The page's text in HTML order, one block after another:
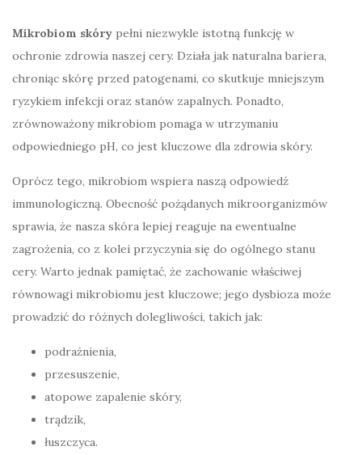
Mikrobiom skóry pełni niezwykle istotną funkcję w
ochronie zdrowia naszej cery. Działa jak naturalna bariera,
chroniąc skórę przed patogenami, co skutkuje mniejszym
ryzykiem infekcji oraz stanów zapalnych. Ponadto,
zrównoważony mikrobiom pomaga w utrzymaniu
odpowiedniego pH, co jest kluczowe dla zdrowia skóry.
Oprócz tego, mikrobiom wspiera naszą odpowiedź
immunologiczną. Obecność pożądanych mikroorganizmów
sprawia, że nasza skóra lepiej reaguje na ewentualne
zagrożenia, co z kolei przyczynia się do ogólnego stanu
cery. Warto jednak pamiętać, że zachowanie właściwej
równowagi mikrobiomu jest kluczowe; jego dysbioza może
prowadzić do różnych dolegliwości, takich jak:
podrażnienia,
przesuszenie,
atopowe zapalenie skóry,
trądzik,
łuszczyca.